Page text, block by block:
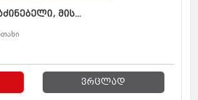
მის...
ვრცლად